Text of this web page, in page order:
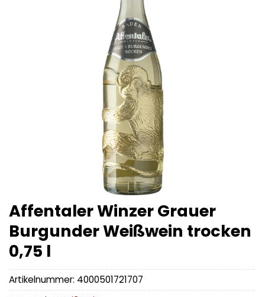
Affentaler Winzer Grauer
Burgunder Weißwein trocken
0,75 l
Artikelnummer: 4000501721707